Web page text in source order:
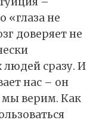
«глаза не
доверяет не
людей сразу. И
нас – он
мы верим. Как